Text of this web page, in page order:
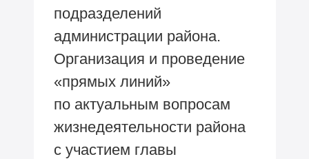
подразделений
администрации района.
Организация и проведение
«прямых линий»
по актуальным вопросам
жизнедеятельности района
с участием главы